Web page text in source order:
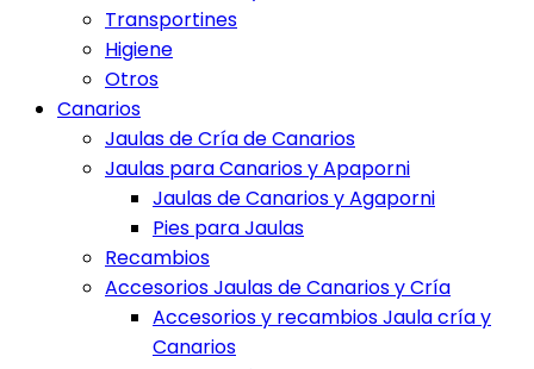
Transportines
Higiene
Otros
Canarios
Jaulas de Cría de Canarios
Jaulas para Canarios y Apaporni
Jaulas de Canarios y Agaporni
Pies para Jaulas
Recambios
Accesorios Jaulas de Canarios y Cría
Accesorios y recambios Jaula cría y
Canarios